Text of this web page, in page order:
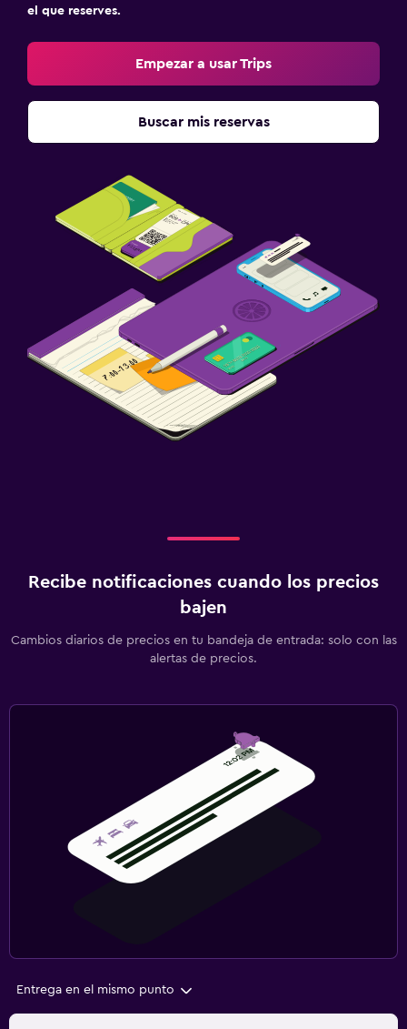
el que reserves.
Empezar a usar Trips
Buscar mis reservas
Recibe notificaciones cuando los precios
bajen
Cambios diarios de precios en tu bandeja de entrada: solo con las
alertas de precios.
Entrega en el mismo punto